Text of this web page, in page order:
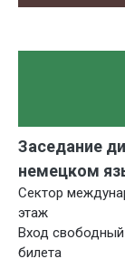
Заседание
немецком
Сектор
этаж
Вход свободный
билета